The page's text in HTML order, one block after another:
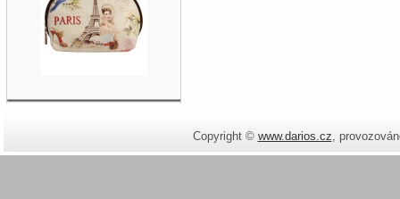
Copyright © www.darios.cz,